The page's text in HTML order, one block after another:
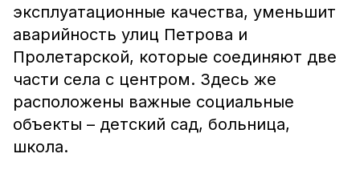
эксплуатационные качества, уменьшит
аварийность улиц Петрова и
Пролетарской, которые соединяют две
части села с центром. Здесь же
расположены важные социальные
объекты – детский сад, больница,
школа.